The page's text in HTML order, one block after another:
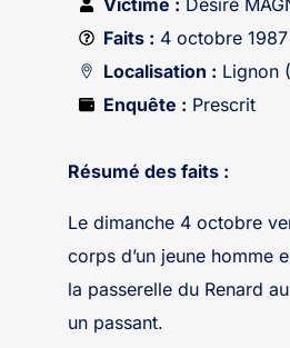
Victime : Désiré
Faits : 4 octobre 1987
Localisation : Lignon
Enquête : Prescrit
Résumé des faits :
Le dimanche 4 octobre
corps d’un jeune homme
la passerelle du Renard
un passant.